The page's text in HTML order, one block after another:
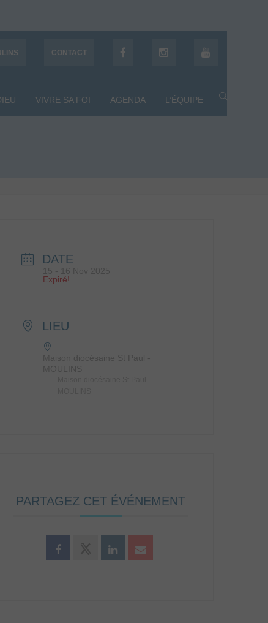
CONTACT
VIVRE SA FOI AGENDA L’ÉQUIPE
DATE
Expiré!
LIEU
PARTAGEZ CET ÉVÉNEMENT